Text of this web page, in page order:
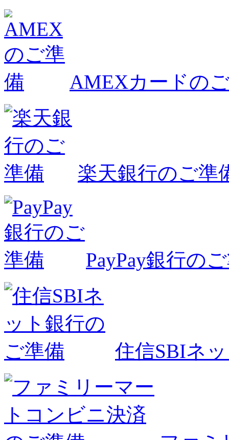
AMEXカードの
楽天銀行のご準
PayPay銀行の
住信SBIネ